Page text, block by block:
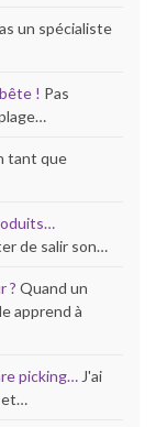
un spécialiste
! Pas
tant que
de salir son…
? Quand un
apprend à
picking… J'ai
et…